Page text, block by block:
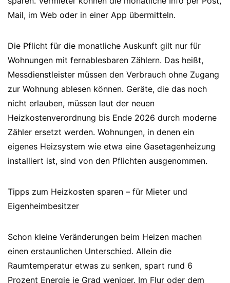
Mail, im Web oder in einer App übermitteln.
Die Pflicht für die monatliche Auskunft gilt nur für
Wohnungen mit fernablesbaren Zählern. Das heißt,
Messdienstleister müssen den Verbrauch ohne Zugang
zur Wohnung ablesen können. Geräte, die das noch
nicht erlauben, müssen laut der neuen
Heizkostenverordnung bis Ende 2026 durch moderne
Zähler ersetzt werden. Wohnungen, in denen ein
eigenes Heizsystem wie etwa eine Gasetagenheizung
installiert ist, sind von den Pflichten ausgenommen.
Tipps zum Heizkosten sparen – für Mieter und
Eigenheimbesitzer
Schon kleine Veränderungen beim Heizen machen
einen erstaunlichen Unterschied. Allein die
Raumtemperatur etwas zu senken, spart rund 6
Prozent Energie je Grad weniger. Im Flur oder dem